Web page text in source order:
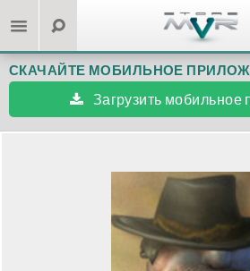
СКАЧАЙТЕ МОБИЛЬНОЕ
Загрузить мобильное